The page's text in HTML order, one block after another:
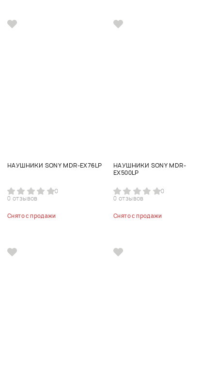
НАУШНИКИ SONY MDR-EX76LP
0
0 отзывов
Снято с продажи
НАУШНИКИ SONY MDR-
EX500LP
0
0 отзывов
Снято с продажи